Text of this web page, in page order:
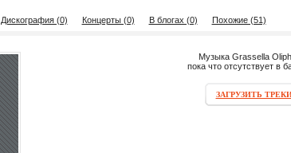
Дискография (0) Концерты (0) В блогах (0) Похожие (51)
Музыка Grassella
пока что отсутствует в
ЗАГРУЗИТЬ